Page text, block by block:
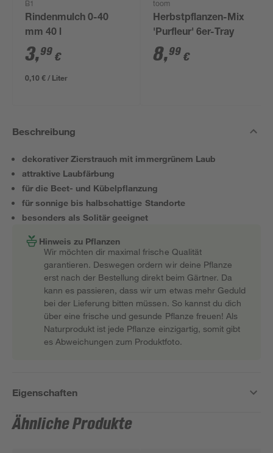
B1
Rindenmulch 0-40
mm 40 l
3,99 €
0,10 € / Liter
toom
Herbstpflanzen-Mix
'Purfleur' 6er-Tray
8,99 €
Beschreibung
dekorativer Zierstrauch mit immergrünem Laub
attraktive Laubfärbung
für die Beet- und Kübelpflanzung
für sonnige bis halbschattige Standorte
besonders als Solitär geeignet
Hinweis zu Pflanzen
Wir möchten dir maximal frische Qualität
garantieren. Deswegen ordern wir deine Pflanze
erst nach der Bestellung direkt beim Gärtner. Da
kann es passieren, dass wir um etwas mehr Geduld
bei der Lieferung bitten müssen. So kannst du dich
über eine frische und gesunde Pflanze freuen! Als
Naturprodukt ist jede Pflanze einzigartig, somit gibt
es Abweichungen zum Produktfoto.
Eigenschaften
Ähnliche Produkte